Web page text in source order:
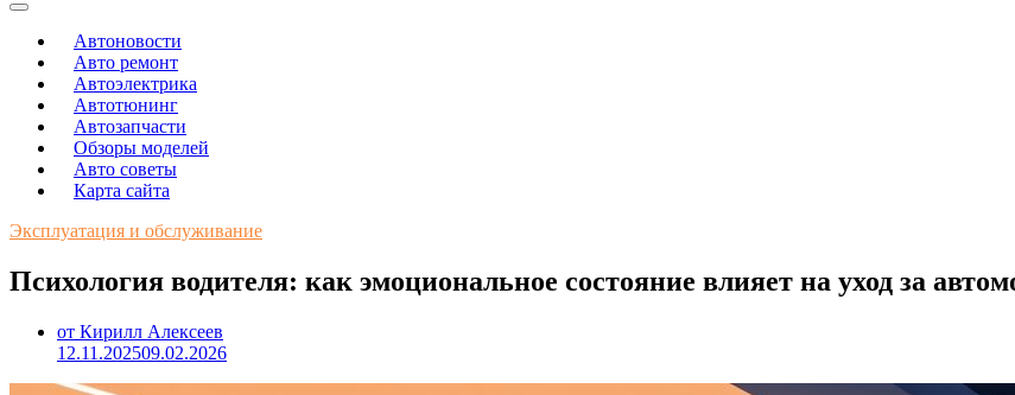
Автоновости
Авто ремонт
Автоэлектрика
Автотюнинг
Автозапчасти
Обзоры моделей
Авто советы
Карта сайта
Эксплуатация и обслуживание
Психология водителя: как эмоциональное состояние влияет на уход за
от Кирилл Алексеев
12.11.202509.02.2026